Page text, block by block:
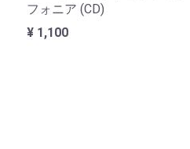
フォニア (CD)
¥ 1,100